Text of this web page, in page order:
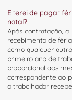
E terei de pagar
natal?
Após contratação,
recebimento de
como qualquer
primeiro ano de
proporcional aos
correspondente ao
o trabalhador